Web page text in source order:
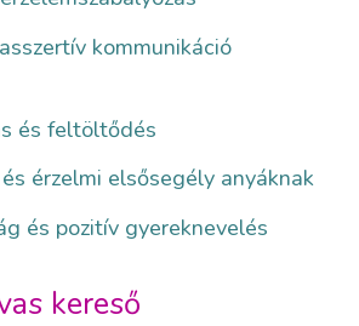
kommunikáció
és feltöltődés
érzelmi elsősegély anyáknak
és pozitív gyereknevelés
kereső